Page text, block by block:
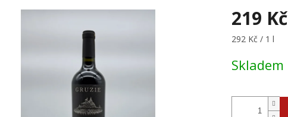
219 Kč
Měrná
292 Kč / 1 l
Skladem